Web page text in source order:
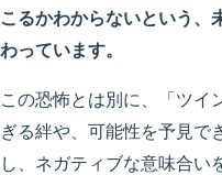
こるかわからないという、
わっています。
この恐怖とは別に、「ツイ
ぎる絆や、可能性を予見で
し、ネガティブな意味合い